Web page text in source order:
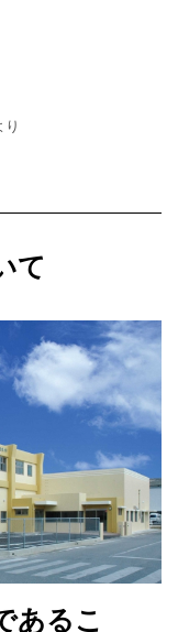
り
て
あるこ